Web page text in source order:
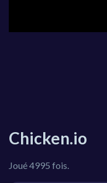
Chicken.io
Joué 4995 fois.